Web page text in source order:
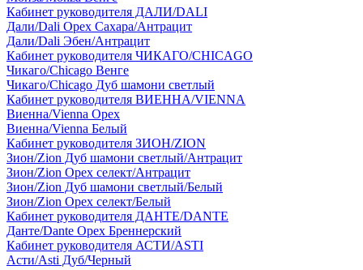
Кабинет руководителя ДАЛИ/DALI
Дали/Dali Орех Cахара/Антрацит
Дали/Dali Эбен/Антрацит
Кабинет руководителя ЧИКАГО/CHICAGO
Чикаго/Chicago Венге
Чикаго/Chicago Дуб шамони светлый
Кабинет руководителя ВИЕННА/VIENNA
Виенна/Vienna Орех
Виенна/Vienna Белый
Кабинет руководителя ЗИОН/ZION
Зион/Zion Дуб шамони светлый/Антрацит
Зион/Zion Орех селект/Антрацит
Зион/Zion Дуб шамони светлый/Белый
Зион/Zion Орех селект/Белый
Кабинет руководителя ДАНТЕ/DANTE
Данте/Dante Орех Бреннерский
Кабинет руководителя АСТИ/ASTI
Асти/Asti Дуб/Черный